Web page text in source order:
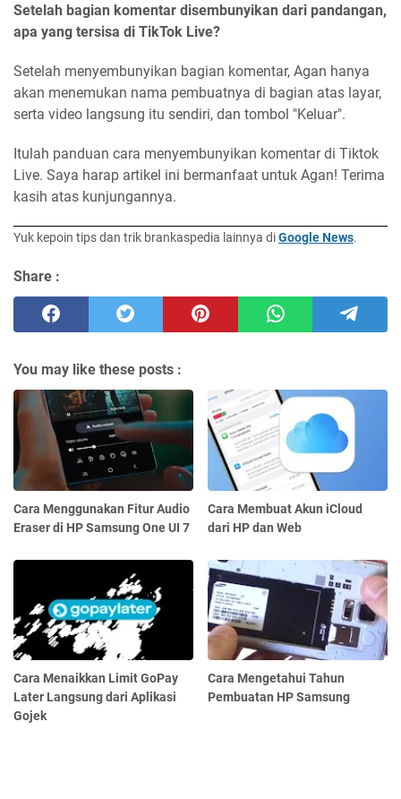
Setelah bagian komentar disembunyikan dari pandangan,
apa yang tersisa di TikTok Live?
Setelah menyembunyikan bagian komentar, Agan hanya
akan menemukan nama pembuatnya di bagian atas layar,
serta video langsung itu sendiri, dan tombol "Keluar".
Itulah panduan cara menyembunyikan komentar di Tiktok
Live. Saya harap artikel ini bermanfaat untuk Agan! Terima
kasih atas kunjungannya.
Yuk kepoin tips dan trik brankaspedia lainnya diGoogle News.
Share :
You may like these posts :
Cara Menggunakan Fitur Audio
Eraser di HP Samsung One UI 7
Cara Membuat Akun iCloud
dari HP dan Web
Cara Menaikkan Limit GoPay
Later Langsung dari Aplikasi
Gojek
Cara Mengetahui Tahun
Pembuatan HP Samsung